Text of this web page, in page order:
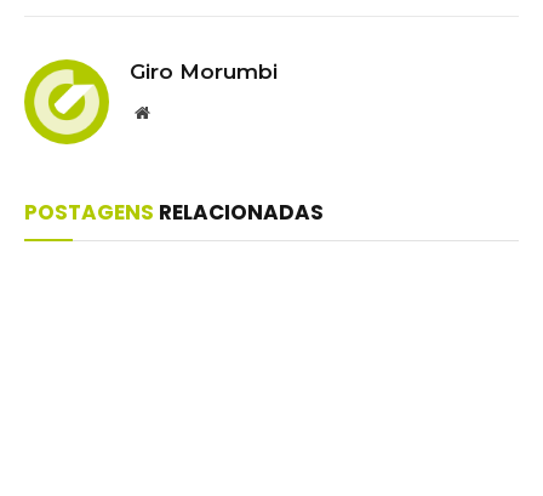
Giro Morumbi
Website
POSTAGENS RELACIONADAS